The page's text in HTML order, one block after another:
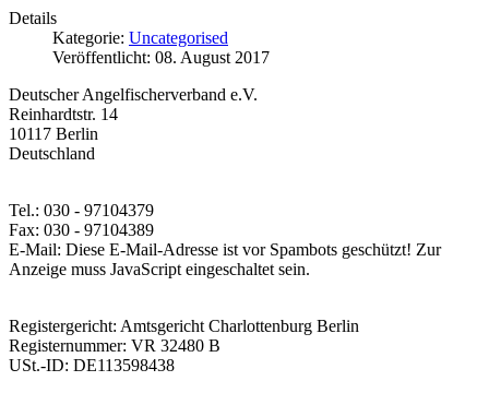
Details
Kategorie: Uncategorised
Veröffentlicht: 08. August 2017
Deutscher Angelfischerverband e.V.
Reinhardtstr. 14
10117 Berlin
Deutschland
Tel.: 030 - 97104379
Fax: 030 - 97104389
E-Mail: Diese E-Mail-Adresse ist vor Spambots geschützt! Zur
Anzeige muss JavaScript eingeschaltet sein.
Registergericht: Amtsgericht Charlottenburg Berlin
Registernummer: VR 32480 B
USt.-ID: DE113598438